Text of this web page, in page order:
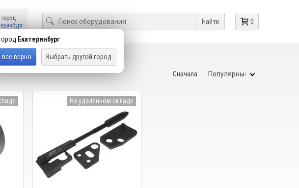
Екатеринбург
все верно Выбрать другой город
Найти 0
JTC
Сначала:
На удалённом складе